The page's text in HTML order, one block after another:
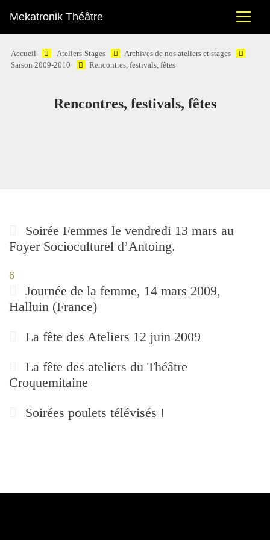
Mekatronik Théâtre
Accueil Ateliers-Stages
Archives de nos ateliers et stages
Saison 2009-2010
Rencontres, festivals, fêtes
Rencontres, festivals, fêtes
Soirée Femmes le vendredi 13 mars au
Foyer Socioculturel d’Antoing.
6
Journée de la femme, 14 mars 2009,
Halluin (France)
La fête des Ateliers 12 juin 2009
La fête des ateliers du Théâtre
Croquemitaine
Soirées poulets télévisés !